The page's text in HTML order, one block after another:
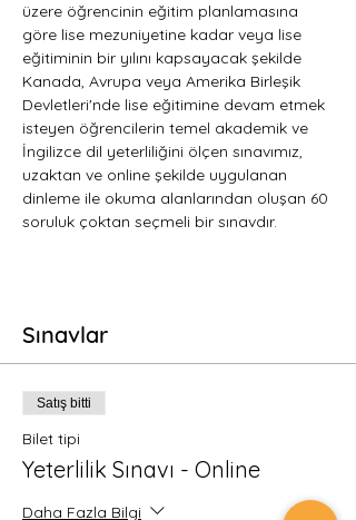
üzere öğrencinin eğitim planlamasına
göre lise mezuniyetine kadar veya lise
eğitiminin bir yılını kapsayacak şekilde
Kanada, Avrupa veya Amerika Birleşik
Devletleri'nde lise eğitimine devam etmek
isteyen öğrencilerin temel akademik ve
İngilizce dil yeterliliğini ölçen sınavımız,
uzaktan ve online şekilde uygulanan
dinleme ile okuma alanlarından oluşan 60
soruluk çoktan seçmeli bir sınavdır.
Sınavlar
Satış bitti
Bilet tipi
Yeterlilik Sınavı - Online
Daha Fazla Bilgi